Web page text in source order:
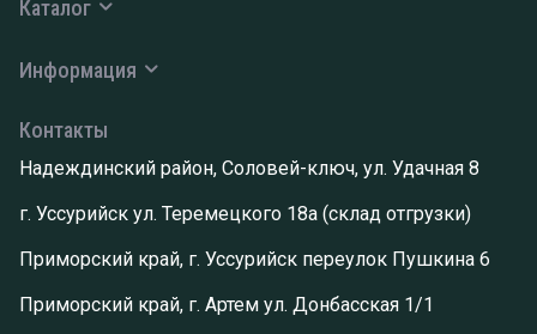
Каталог
Информация
Контакты
Надеждинский район, Соловей-ключ, ул. Удачная 8
г. Уссурийск ул. Теремецкого 18а (склад отгрузки)
Приморский край, г. Уссурийск переулок Пушкина 6
Приморский край, г. Артем ул. Донбасская 1/1